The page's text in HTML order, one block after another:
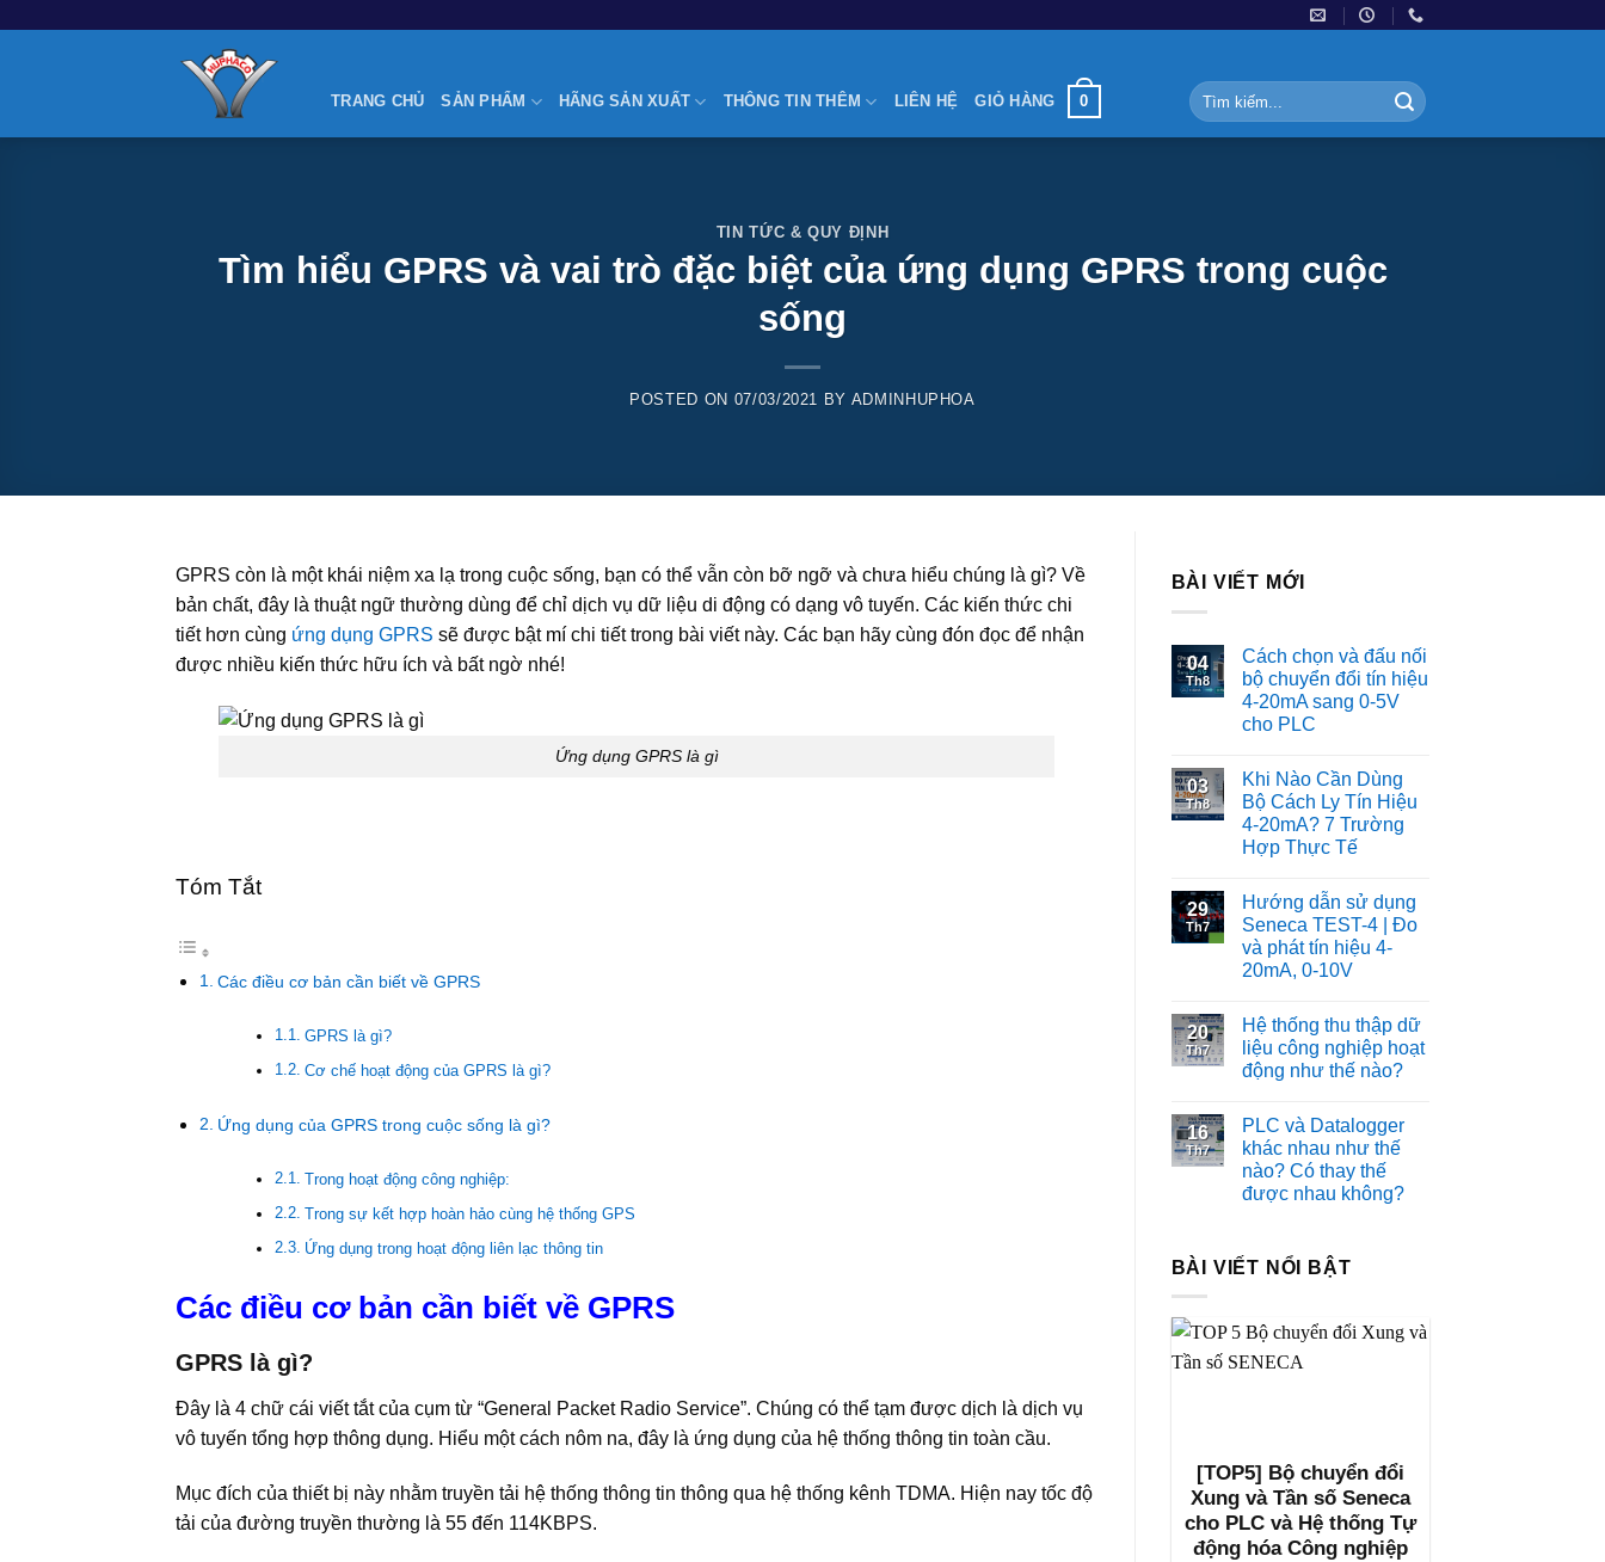
TRANG CHỦ SẢN PHẨM HÃNG SẢN XUẤT THÔNG TIN THÊM LIÊN HỆ GIỎ HÀNG 0
Tìm
kiếm:
TIN TỨC & QUY ĐỊNH
Tìm hiểu GPRS và vai trò đặc biệt của ứng dụng GPRS trong cuộc
sống
POSTED ON 07/03/2021 BY ADMINHUPHOA
GPRS còn là một khái niệm xa lạ trong cuộc sống, bạn có thể vẫn còn bỡ ngỡ và chưa hiểu chúng là gì? Về
bản chất, đây là thuật ngữ thường dùng để chỉ dịch vụ dữ liệu di động có dạng vô tuyến. Các kiến thức chi
tiết hơn cùng ứng dụng GPRS sẽ được bật mí chi tiết trong bài viết này. Các bạn hãy cùng đón đọc để nhận
được nhiều kiến thức hữu ích và bất ngờ nhé!
Ứng dụng GPRS là gì
Tóm Tắt
Các điều cơ bản cần biết về GPRS
GPRS là gì?
Cơ chế hoạt động của GPRS là gì?
Ứng dụng của GPRS trong cuộc sống là gì?
Trong hoạt động công nghiệp:
Trong sự kết hợp hoàn hảo cùng hệ thống GPS
Ứng dụng trong hoạt động liên lạc thông tin
Các điều cơ bản cần biết về GPRS
GPRS là gì?
Đây là 4 chữ cái viết tắt của cụm từ “General Packet Radio Service”. Chúng có thể tạm được dịch là dịch vụ
vô tuyến tổng hợp thông dụng. Hiểu một cách nôm na, đây là ứng dụng của hệ thống thông tin toàn cầu.
Mục đích của thiết bị này nhằm truyền tải hệ thống thông tin thông qua hệ thống kênh TDMA. Hiện nay tốc độ
tải của đường truyền thường là 55 đến 114KBPS.
BÀI VIẾT MỚI
04
Th8
Cách chọn và đấu nối
bộ chuyển đổi tín hiệu
4-20mA sang 0-5V
cho PLC
03
Th8
Khi Nào Cần Dùng
Bộ Cách Ly Tín Hiệu
4-20mA? 7 Trường
Hợp Thực Tế
29
Th7
Hướng dẫn sử dụng
Seneca TEST-4 | Đo
và phát tín hiệu 4-
20mA, 0-10V
20
Th7
Hệ thống thu thập dữ
liệu công nghiệp hoạt
động như thế nào?
16
Th7
PLC và Datalogger
khác nhau như thế
nào? Có thay thế
được nhau không?
BÀI VIẾT NỔI BẬT
[TOP5] Bộ chuyển đổi
Xung và Tần số Seneca
cho PLC và Hệ thống Tự
động hóa Công nghiệp